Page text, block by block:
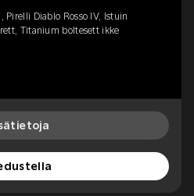
Pirelli Diablo Rosso IV, Istuin
Titanium boltesett ikke